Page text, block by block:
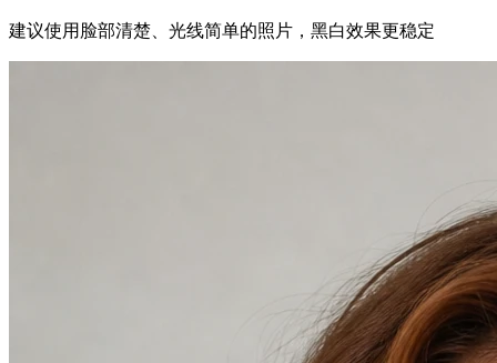
建议使用脸部清楚、光线简单的照片，黑白效果更稳定